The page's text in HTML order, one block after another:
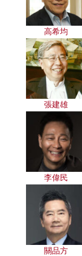
高希均
張建雄
李偉民
關品方